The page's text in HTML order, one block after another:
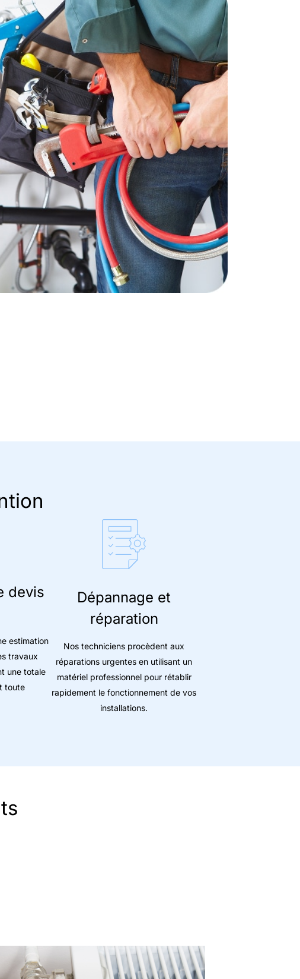
devis
estimation
travaux
une totale
toute
Dépannage et
réparation
Nos techniciens procèdent aux
réparations urgentes en utilisant un
matériel professionnel pour rétablir
rapidement le fonctionnement de vos
installations.